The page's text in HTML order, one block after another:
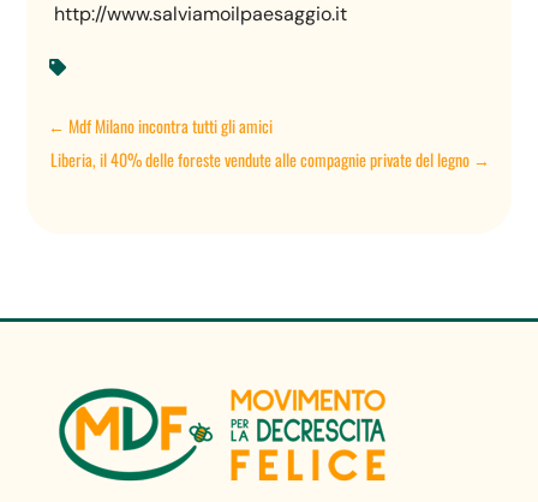
http://www.salviamoilpaesaggio.it

←Mdf Milano incontra tutti gli amici
Liberia, il 40% delle foreste vendute alle compagnie private del legno→